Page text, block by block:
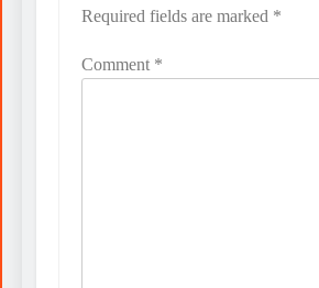
Required fields are marked *
Comment *